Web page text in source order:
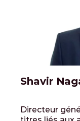
Shavir
Directeur